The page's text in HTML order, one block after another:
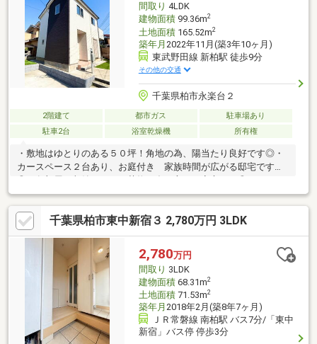
間取り 4LDK
建物面積99.36m2
土地面積165.52m2
築年月 2022年11月(築3年10ヶ月)
東武野田線 新柏駅 徒歩9分
その他の交通
千葉県柏市永楽台２
2階建て 都市ガス
駐車場あり
駐車2台
浴室乾燥機 所有権
・敷地はゆとりのある５０坪！角地の為、陽当たり良好です◎・
カースペース２台あり、お庭付き 家族時間が広がる邸宅です
千葉県柏市東中新宿３ 2,780万円 3LDK
2,780万円
間取り 3LDK
建物面積68.31m2
土地面積71.53m2
築年月 2018年2月(築8年7ヶ月)
ＪＲ常磐線 南柏駅 バス7分/「東中
新宿」バス停 停歩3分